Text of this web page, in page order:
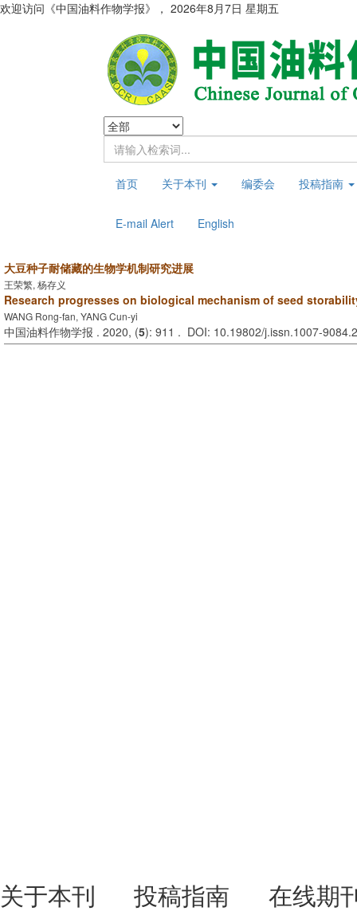
欢迎访问《中国油料作物学报》， 2026年8月7日 星期五
首页 关于本刊 编委会 投稿指南
E-mail Alert English
大豆种子耐储藏的生物学机制研究进展
王荣繁, 杨存义
Research progresses on biological mechanism of seed
WANG Rong-fan, YANG Cun-yi
中国油料作物学报 . 2020, (5): 911 . DOI: 10.19802/j.issn.1007-
关于本刊 投稿指南 在线期